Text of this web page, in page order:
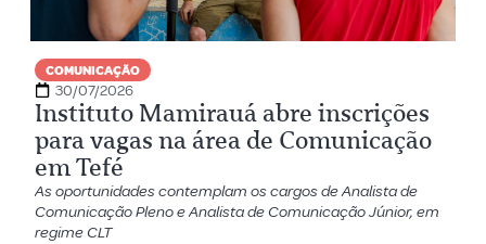
COMUNICAÇÃO
30/07/2026
Instituto Mamirauá abre inscrições
para vagas na área de Comunicação
em Tefé
As oportunidades contemplam os cargos de Analista de
Comunicação Pleno e Analista de Comunicação Júnior, em
regime CLT